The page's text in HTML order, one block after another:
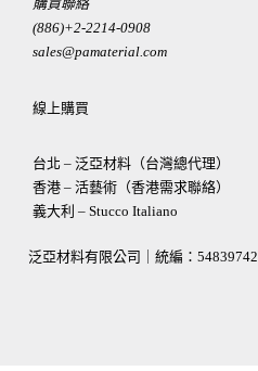
購買聯絡
(886)+2-2214-0908
sales@pamaterial.com
線上購買
台北 – 泛亞材料（台灣總代理）
香港 – 活藝術（香港需求聯絡）
義大利 – Stucco Italiano
泛亞材料有限公司｜統編： 54839742